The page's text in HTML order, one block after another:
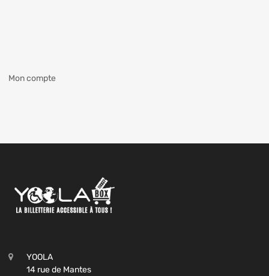
Mon compte
YOOLA
14 rue de Mantes